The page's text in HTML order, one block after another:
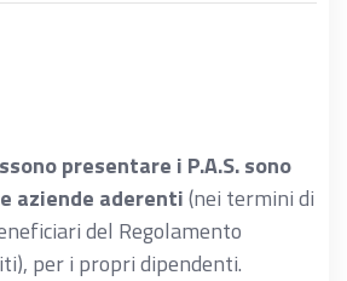
presentare i P.A.S. sono
aziende aderenti(nei termini di
del Regolamento
per i propri dipendenti.